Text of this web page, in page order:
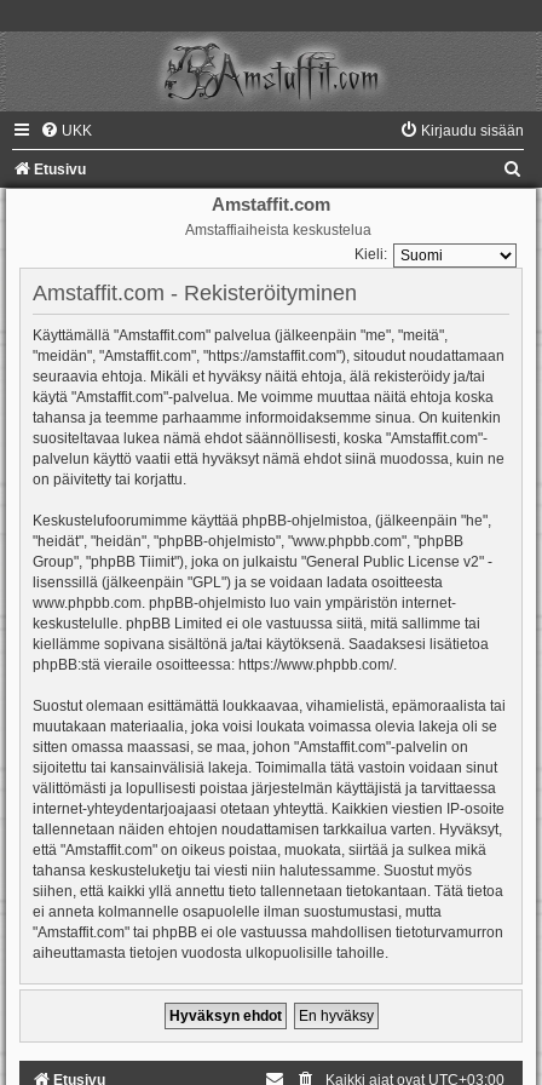
UKK Kirjaudu sisään
Etusivu
Amstaffit.com
Amstaffiaiheista keskustelua
Kieli:
Amstaffit.com - Rekisteröityminen
Käyttämällä "Amstaffit.com" palvelua (jälkeenpäin "me", "meitä",
"meidän", "Amstaffit.com", "https://amstaffit.com"), sitoudut noudattamaan
seuraavia ehtoja. Mikäli et hyväksy näitä ehtoja, älä rekisteröidy ja/tai
käytä "Amstaffit.com"-palvelua. Me voimme muuttaa näitä ehtoja koska
tahansa ja teemme parhaamme informoidaksemme sinua. On kuitenkin
suositeltavaa lukea nämä ehdot säännöllisesti, koska "Amstaffit.com"-
palvelun käyttö vaatii että hyväksyt nämä ehdot siinä muodossa, kuin ne
on päivitetty tai korjattu.
Keskustelufoorumimme käyttää phpBB-ohjelmistoa, (jälkeenpäin "he",
"heidät", "heidän", "phpBB-ohjelmisto", "www.phpbb.com", "phpBB
Group", "phpBB Tiimit"), joka on julkaistu "General Public License v2" -
lisenssillä (jälkeenpäin "GPL") ja se voidaan ladata osoitteesta
www.phpbb.com. phpBB-ohjelmisto luo vain ympäristön internet-
keskustelulle. phpBB Limited ei ole vastuussa siitä, mitä sallimme tai
kiellämme sopivana sisältönä ja/tai käytöksenä. Saadaksesi lisätietoa
phpBB:stä vieraile osoitteessa: https://www.phpbb.com/.
Suostut olemaan esittämättä loukkaavaa, vihamielistä, epämoraalista tai
muutakaan materiaalia, joka voisi loukata voimassa olevia lakeja oli se
sitten omassa maassasi, se maa, johon "Amstaffit.com"-palvelin on
sijoitettu tai kansainvälisiä lakeja. Toimimalla tätä vastoin voidaan sinut
välittömästi ja lopullisesti poistaa järjestelmän käyttäjistä ja tarvittaessa
internet-yhteydentarjoajaasi otetaan yhteyttä. Kaikkien viestien IP-osoite
tallennetaan näiden ehtojen noudattamisen tarkkailua varten. Hyväksyt,
että "Amstaffit.com" on oikeus poistaa, muokata, siirtää ja sulkea mikä
tahansa keskusteluketju tai viesti niin halutessamme. Suostut myös
siihen, että kaikki yllä annettu tieto tallennetaan tietokantaan. Tätä tietoa
ei anneta kolmannelle osapuolelle ilman suostumustasi, mutta
"Amstaffit.com" tai phpBB ei ole vastuussa mahdollisen tietoturvamurron
aiheuttamasta tietojen vuodosta ulkopuolisille tahoille.
Etusivu Kaikki ajat ovat UTC+03:00